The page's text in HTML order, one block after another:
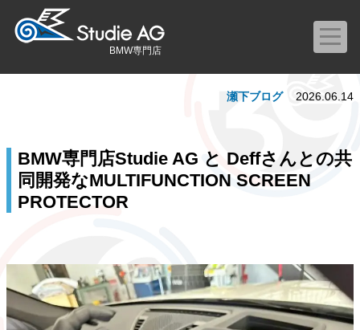
BMW専門店
BMW専門店Studie AG と Deffさんとの共
同開発なMULTIFUNCTION SCREEN
PROTECTOR
瀬下ブログ 2026.06.14